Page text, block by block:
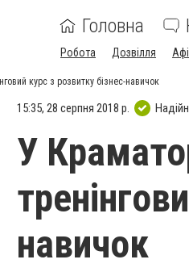
Головна
Робота Дозвілля
курс з розвитку бізнес-навичок
15:35, 28 серпня 2018 р.
У
навичок